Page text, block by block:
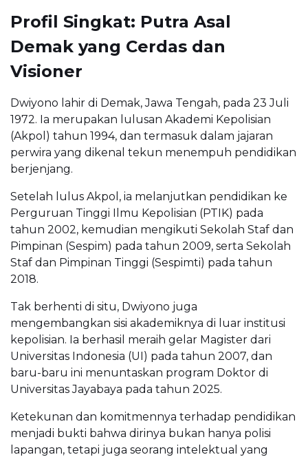
Profil Singkat: Putra Asal
Demak yang Cerdas dan
Visioner
Dwiyono lahir di Demak, Jawa Tengah, pada 23 Juli
1972. Ia merupakan lulusan Akademi Kepolisian
(Akpol) tahun 1994, dan termasuk dalam jajaran
perwira yang dikenal tekun menempuh pendidikan
berjenjang.
Setelah lulus Akpol, ia melanjutkan pendidikan ke
Perguruan Tinggi Ilmu Kepolisian (PTIK) pada
tahun 2002, kemudian mengikuti Sekolah Staf dan
Pimpinan (Sespim) pada tahun 2009, serta Sekolah
Staf dan Pimpinan Tinggi (Sespimti) pada tahun
2018.
Tak berhenti di situ, Dwiyono juga
mengembangkan sisi akademiknya di luar institusi
kepolisian. Ia berhasil meraih gelar Magister dari
Universitas Indonesia (UI) pada tahun 2007, dan
baru-baru ini menuntaskan program Doktor di
Universitas Jayabaya pada tahun 2025.
Ketekunan dan komitmennya terhadap pendidikan
menjadi bukti bahwa dirinya bukan hanya polisi
lapangan, tetapi juga seorang intelektual yang